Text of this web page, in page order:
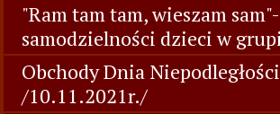
"Ram tam tam, wieszam
samodzielności dzieci w
Obchody Dnia Niepodległości
/10.11.2021r./